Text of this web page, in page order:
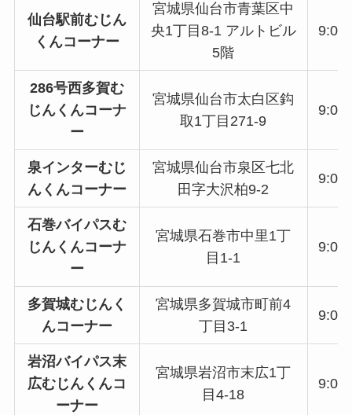
仙台駅前むじん
くんコーナー
宮城県仙台市青葉区中
央1丁目8-1 アルトビル
5階
9:00
286号西多賀む
じんくんコーナ
ー
宮城県仙台市太白区鈎
取1丁目271-9
9:00
泉インターむじ
んくんコーナー
宮城県仙台市泉区七北
田字大沢柏9-2
9:00
石巻バイパスむ
じんくんコーナ
ー
宮城県石巻市中里1丁
目1-1
9:00
多賀城むじんく
んコーナー
宮城県多賀城市町前4
丁目3-1
9:00
岩沼バイパス末
広むじんくんコ
ーナー
宮城県岩沼市末広1丁
目4-18
9:00